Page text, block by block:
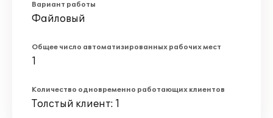
Вариант работы
Файловый
Общее число автоматизированных рабочих мест
1
Количество одновременно работающих клиентов
Толстый клиент: 1